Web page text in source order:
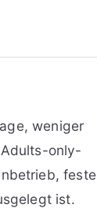
weniger
only-
feste
ist.